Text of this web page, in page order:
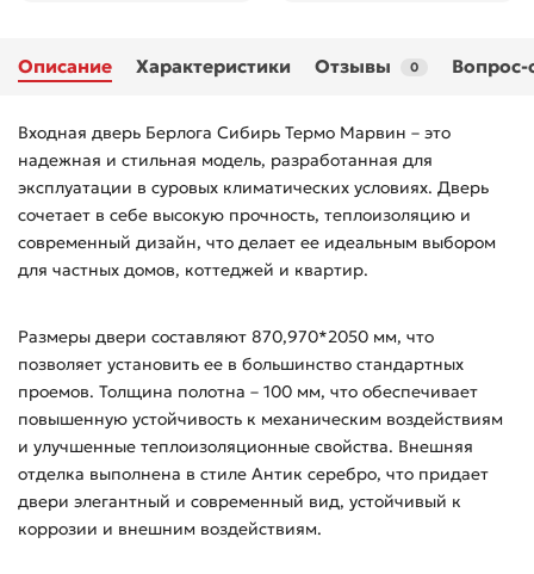
Описание Характеристики Отзывы 0 Вопрос-
Входная дверь Берлога Сибирь Термо Марвин – это
надежная и стильная модель, разработанная для
эксплуатации в суровых климатических условиях. Дверь
сочетает в себе высокую прочность, теплоизоляцию и
современный дизайн, что делает ее идеальным выбором
для частных домов, коттеджей и квартир.
Размеры двери составляют 870,970*2050 мм, что
позволяет установить ее в большинство стандартных
проемов. Толщина полотна – 100 мм, что обеспечивает
повышенную устойчивость к механическим воздействиям
и улучшенные теплоизоляционные свойства. Внешняя
отделка выполнена в стиле Антик серебро, что придает
двери элегантный и современный вид, устойчивый к
коррозии и внешним воздействиям.